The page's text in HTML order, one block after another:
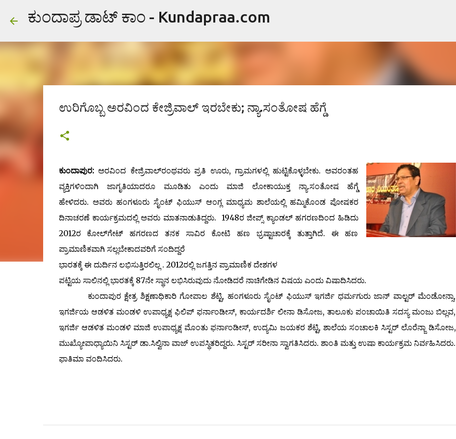
ಕುಂದಾಪ್ರ ಡಾಟ್ ಕಾಂ - Kundapraa.com
ಉರಿಗೊಬ್ಬ ಅರವಿಂದ ಕೇಜ್ರಿವಾಲ್‌ ಇರಬೇಕು; ನ್ಯಾ.ಸಂತೋಷ ಹೆಗ್ಡೆ
ಕುಂದಾಪುರ:ಅರವಿಂದ ಕೇಜ್ರಿವಾಲ್‌ರಂಥವರು ಪ್ರತಿ ಊರು, ಗ್ರಾಮಗಳಲ್ಲಿ ಹುಟ್ಟಿಕೊಳ್ಳಬೇಕು. ಅವರಂತಹ
ವ್ಯಕ್ತಿಗಳಿಂದಾಗಿ ಜಾಗೃತಿಯಾದರೂ ಮೂಡಿತು ಎಂದು ಮಾಜಿ ಲೋಕಾಯುಕ್ತ ನ್ಯಾ.ಸಂತೋಷ ಹೆಗ್ಡೆ
ಹೇಳಿದರು. ಅವರು ಹಂಗಳೂರು ಸೈಂಟ್ ಫಿಯುಸ್ ಆಂಗ್ಲ ಮಾಧ್ಯಮ ಶಾಲೆಯಲ್ಲಿ ಹಮ್ಮಿಕೊಂಡ ಪೋಷಕರ
ದಿನಾಚರಣೆ ಕಾರ್ಯಕ್ರಮದಲ್ಲಿ ಅವರು ಮಾತನಾಡುತಿದ್ದರು. 1948ರ ಜೀಪ್ಸ್ ಕ್ಯಾಂಡಲ್ ಹಗರಣದಿಂದ ಹಿಡಿದು
2012ರ ಕೋಲ್‌ಗೇಟ್ ಹಗರಣದ ತನಕ ಸಾವಿರ ಕೋಟಿ ಹಣ ಭ್ರಷ್ಟಾಚಾರಕ್ಕೆ ತುತ್ತಾಗಿದೆ. ಈ ಹಣ
ಪ್ರಾಮಾಣಿಕವಾಗಿ ಸಲ್ಲಬೇಕಾದವರಿಗೆ ಸಂದಿದ್ದರೆ
ಭಾರತಕ್ಕೆ ಈ ದುರ್ದಿನ ಲಭಿಸುತ್ತಿರಲಿಲ್ಲ . 2012ರಲ್ಲಿ ಜಗತ್ತಿನ ಪ್ರಾಮಾಣಿಕ ದೇಶಗಳ
ಪಟ್ಟಿಯ ಸಾಲಿನಲ್ಲಿ ಭಾರತಕ್ಕೆ 87ನೇ ಸ್ಥಾನ ಲಭಿಸಿರುವುದು ನೋಡಿದರೆ ನಾಚಿಗೇಡಿನ ವಿಷಯ ಎಂದು ವಿಷಾದಿಸಿದರು.
ಕುಂದಾಪುರ ಕ್ಷೇತ್ರ ಶಿಕ್ಷಣಾಧಿಕಾರಿ ಗೋಪಾಲ ಶೆಟ್ಟಿ, ಹಂಗಳೂರು ಸೈಂಟ್ ಫಿಯುಸ್ ಇಗರ್ಜಿ ಧರ್ಮಗುರು ಜಾನ್ ವಾಲ್ಟರ್ ಮೆಂಡೋನ್ಸಾ,
ಇಗರ್ಜಿಯ ಆಡಳಿತ ಮಂಡಳಿ ಉಪಾಧ್ಯಕ್ಷ ಫಿಲಿಪ್ ಫರ್ನಾಂಡೀಸ್, ಕಾರ್ಯದರ್ಶಿ ಲೀನಾ ಡಿಸೋಜ, ತಾಲೂಕು ಪಂಚಾಯಿತಿ ಸದಸ್ಯ ಮಂಜು ಬಿಲ್ಲವ,
ಇಗರ್ಜಿ ಆಡಳಿತ ಮಂಡಳಿ ಮಾಜಿ ಉಪಾಧ್ಯಕ್ಷ ಮೊಂತು ಫರ್ನಾಂಡೀಸ್, ಉದ್ಯಮಿ ಜಯಕರ ಶೆಟ್ಟಿ, ಶಾಲೆಯ ಸಂಚಾಲಕಿ ಸಿಸ್ಟರ್ ಲೊರೆನ್ಜಾ ಡಿಸೋಜ,
ಮುಖ್ಯೋಪಾಧ್ಯಾಯಿನಿ ಸಿಸ್ಟರ್ ಡಾ.ಸಿಲ್ವಿನಾ ವಾಜ್ ಉಪಸ್ಥಿತರಿದ್ದರು. ಸಿಸ್ಟರ್ ಸರೀನಾ ಸ್ವಾಗತಿಸಿದರು. ಶಾಂತಿ ಮತ್ತು ಉಷಾ ಕಾರ್ಯಕ್ರಮ ನಿರ್ವಹಿಸಿದರು.
ಫಾತಿಮಾ ವಂದಿಸಿದರು.